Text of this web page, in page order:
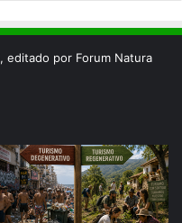
editado por Forum Natura